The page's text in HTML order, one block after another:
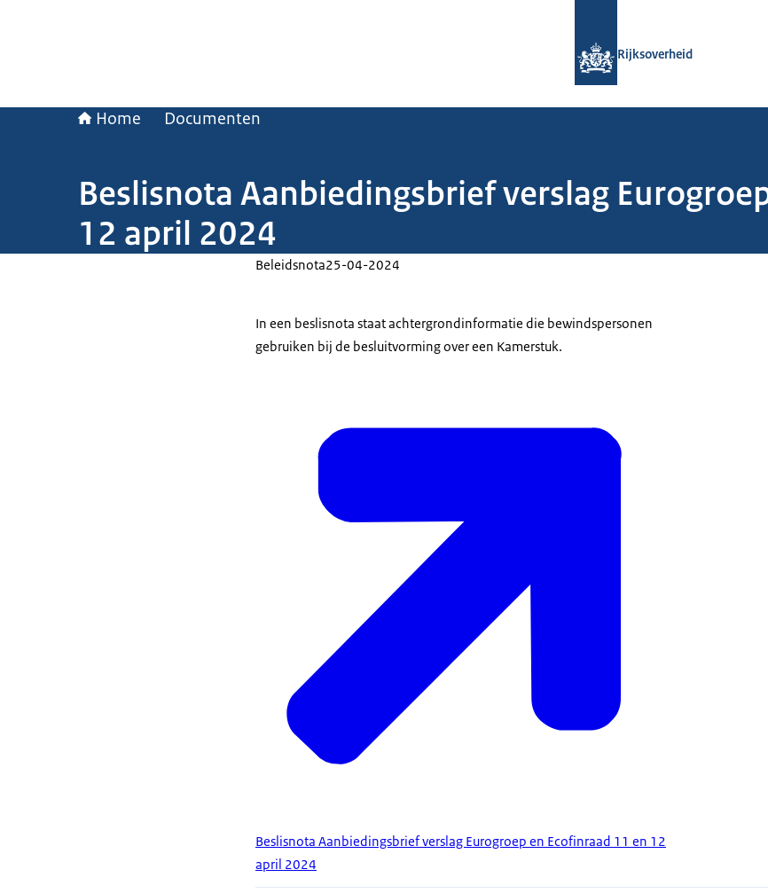
Rijksoverheid
Home Documenten
Beslisnota Aanbiedingsbrief verslag
12 april 2024
Beleidsnota25-04-2024
In een beslisnota staat achtergrondinformatie die bewindspersonen
gebruiken bij de besluitvorming over een Kamerstuk.
Beslisnota Aanbiedingsbrief verslag Eurogroep en Ecofinraad 11 en 12
april 2024